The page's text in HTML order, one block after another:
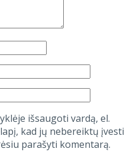
išsaugoti vardą, el.
kad jų nebereiktų įvesti
parašyti komentarą.